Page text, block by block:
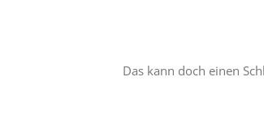
Das kann doch einen